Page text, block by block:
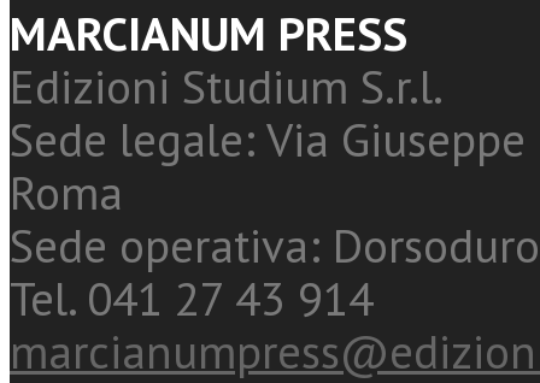
MARCIANUM PRESS
Edizioni Studium S.r.l.
Sede legale: Via
Roma
Sede operativa:
Tel. 041 27 43 914